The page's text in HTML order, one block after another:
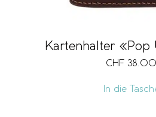
Kartenhalter «Pop
CHF 38.00
In die